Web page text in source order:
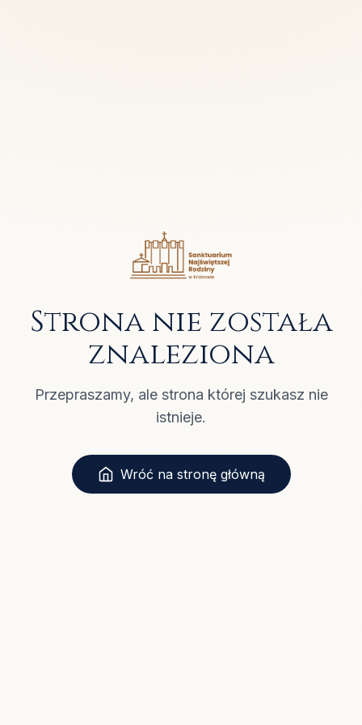
Strona nie została
znaleziona
Przepraszamy, ale strona której szukasz nie
istnieje.
Wróć na stronę główną